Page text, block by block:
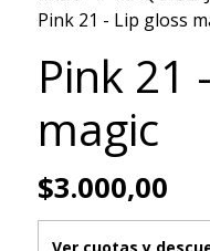
Pink 21 - Lip gloss
Pink 21
magic
$3.000,00